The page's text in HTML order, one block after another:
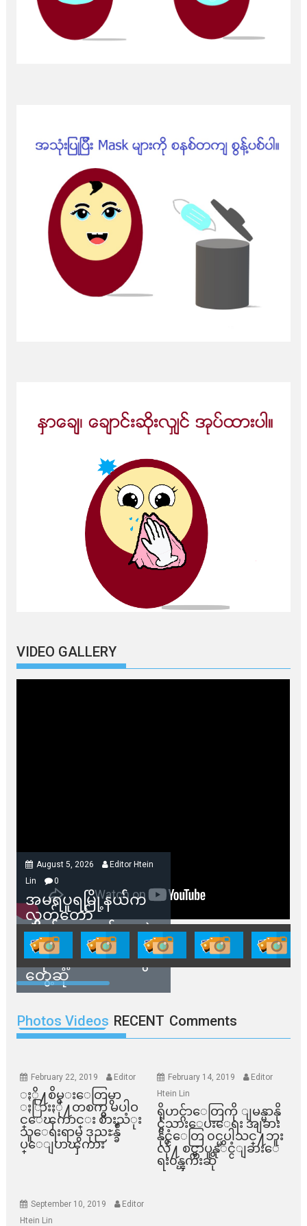
VIDEO GALLERY
August 5, 2026
Editor Htein
Lin
0
အမရပူရမြို့နယ်က
လွှတ်တော်
ကိုယ်စားလှယ်တွေနဲ့
နေအိမ်တွေဖျက်သိမ်း
ခံရမယ့် ဒေသခံတွေ
တွေ့ဆုံ
Photos Videos RECENT Comments
February 22, 2019 Editor
ႏို႔စိမ္းေတြမွာ
ႏြားႏို႔တစက္မွ မပါဝ
င္ေၾကာင္း စားသံုး
သူေရးရာမွ ဒုညႊန္ခ်ဳ
ပ္ေျပာၾကား
February 14, 2019
Editor
Htein Lin
ရိုဟင္ဂ်ာေတြကို ျမန္မာနို
င္ငံသားေပးေရး အျခား
နိုင္ငံေတြ ၀င္မပါသင္႔ဘူး
လို႔ စင္ကာပူနုိင္ငံျခားေ
ရး၀န္ၾကီးဆို
September 10, 2019
Editor
Htein Lin